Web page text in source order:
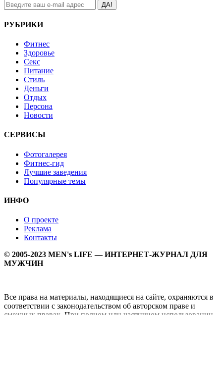
ДА!
РУБРИКИ
Фитнес
Здоровье
Секс
Питание
Стиль
Деньги
Отдых
Персона
Новости
СЕРВИСЫ
Фотогалерея
Фитнес-гид
Лучшие заведения
Популярные темы
ИНФО
О проекте
Реклама
Контакты
© 2005-2023 MEN's LIFE — ИНТЕРНЕТ-ЖУРНАЛ ДЛЯ
МУЖЧИН
Все права на материалы, находящиеся на сайте, охраняются в
соответствии с законодательством об авторском праве и
смежных правах. При полном или частичном использовании